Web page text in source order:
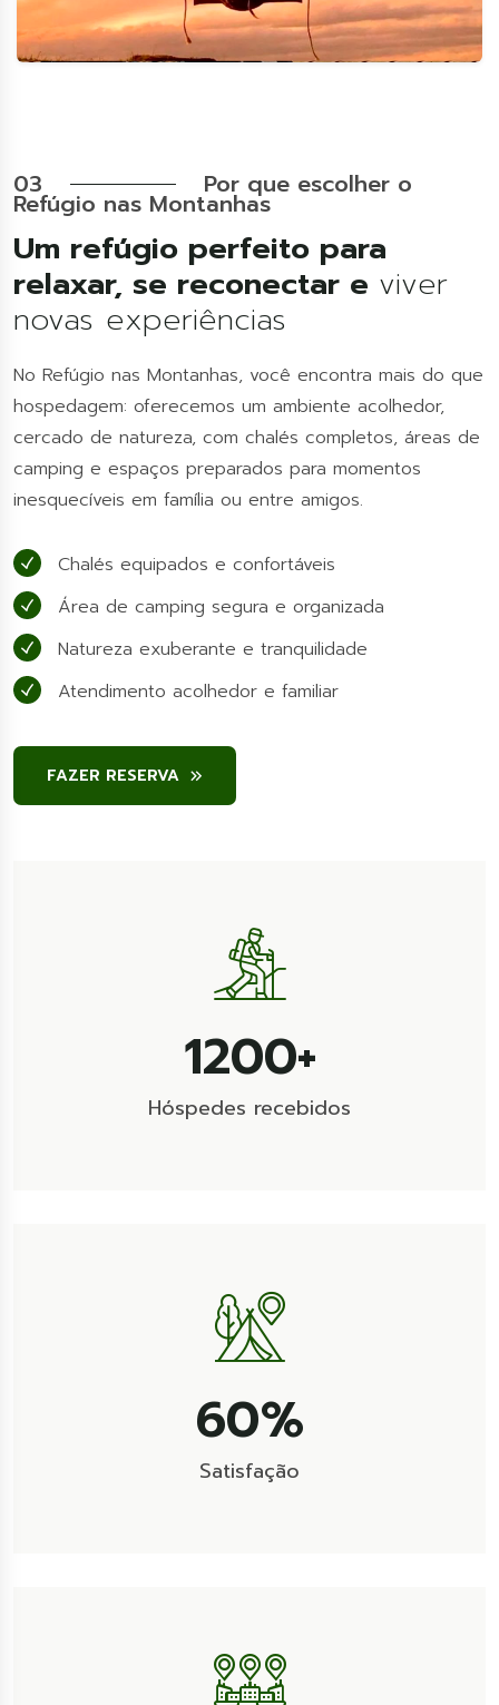
03 Por que escolher o
Refúgio nas Montanhas
Um refúgio perfeito para
relaxar, se reconectar e viver
novas experiências
No Refúgio nas Montanhas, você encontra mais do que
hospedagem: oferecemos um ambiente acolhedor,
cercado de natureza, com chalés completos, áreas de
camping e espaços preparados para momentos
inesquecíveis em família ou entre amigos.
Chalés equipados e confortáveis
Área de camping segura e organizada
Natureza exuberante e tranquilidade
Atendimento acolhedor e familiar
FAZER RESERVA
2000+
Hóspedes recebidos
100%
Satisfação